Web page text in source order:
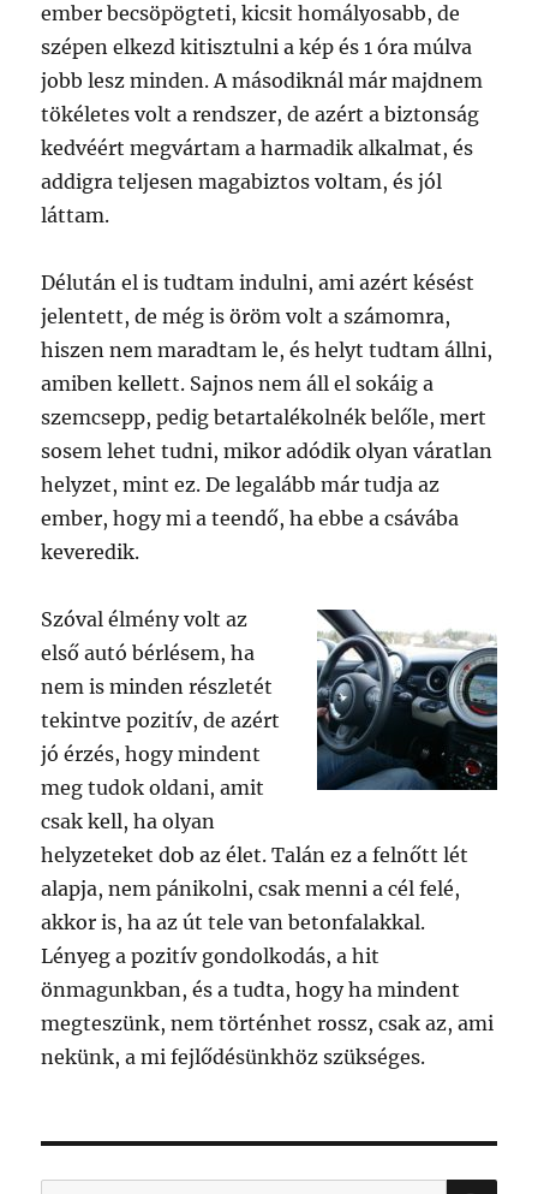
ember becsöpögteti, kicsit homályosabb, de
szépen elkezd kitisztulni a kép és 1 óra múlva
jobb lesz minden. A másodiknál már majdnem
tökéletes volt a rendszer, de azért a biztonság
kedvéért megvártam a harmadik alkalmat, és
addigra teljesen magabiztos voltam, és jól
láttam.
Délután el is tudtam indulni, ami azért késést
jelentett, de még is öröm volt a számomra,
hiszen nem maradtam le, és helyt tudtam állni,
amiben kellett. Sajnos nem áll el sokáig a
szemcsepp, pedig betartalékolnék belőle, mert
sosem lehet tudni, mikor adódik olyan váratlan
helyzet, mint ez. De legalább már tudja az
ember, hogy mi a teendő, ha ebbe a csávába
keveredik.
Szóval élmény volt az
első autó bérlésem, ha
nem is minden részletét
tekintve pozitív, de azért
jó érzés, hogy mindent
meg tudok oldani, amit
csak kell, ha olyan
helyzeteket dob az élet. Talán ez a felnőtt lét
alapja, nem pánikolni, csak menni a cél felé,
akkor is, ha az út tele van betonfalakkal.
Lényeg a pozitív gondolkodás, a hit
önmagunkban, és a tudta, hogy ha mindent
megteszünk, nem történhet rossz, csak az, ami
nekünk, a mi fejlődésünkhöz szükséges.